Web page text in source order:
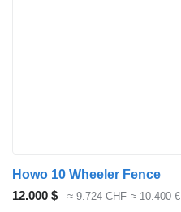
Howo 10 Wheeler Fence
12.000 $
≈ 9.724 CHF ≈ 10.400 €